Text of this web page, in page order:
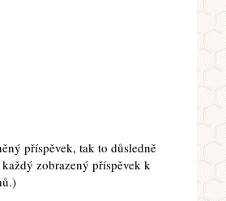
příspěvek, tak to důsledně
zobrazený příspěvek k